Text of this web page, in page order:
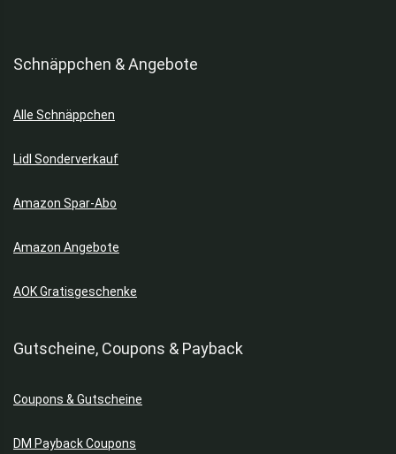
Küchenmaschinen
Kultur & Freizeit
Limonaden
Möbel
Rasenmäher
Software & Apps
Sport
Staubsauger ohne Beutel
Schnäppchen & Angebote
Alle Schnäppchen
Lidl Sonderverkauf
Amazon Spar-Abo
Amazon Angebote
AOK Gratisgeschenke
Gutscheine, Coupons & Payback
Coupons & Gutscheine
DM Payback Coupons